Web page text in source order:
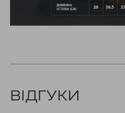
ВІДГУКИ